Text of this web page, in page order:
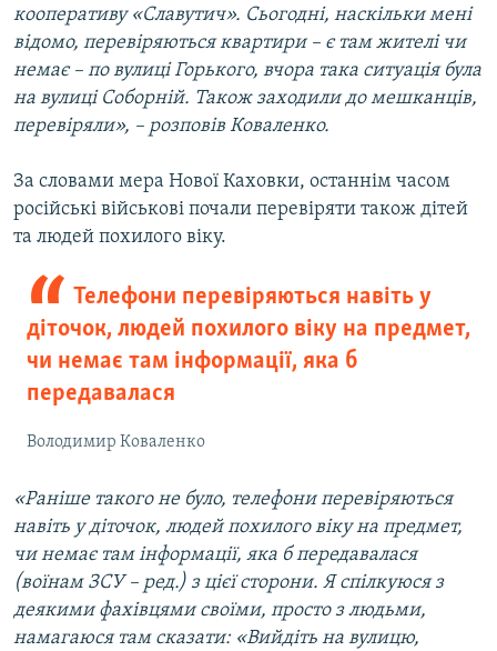
кооперативу «Славутич». Сьогодні, наскільки мені
відомо, перевіряються квартири – є там жителі чи
немає – по вулиці Горького, вчора така ситуація була
на вулиці Соборній. Також заходили до мешканців,
перевіряли», – розповів Коваленко.
За словами мера Нової Каховки, останнім часом
російські військові почали перевіряти також дітей
та людей похилого віку.
Телефони перевіряються навіть у
діточок, людей похилого віку на предмет,
чи немає там інформації, яка б
передавалася
Володимир Коваленко
«Раніше такого не було, телефони перевіряються
навіть у діточок, людей похилого віку на предмет,
чи немає там інформації, яка б передавалася
(воїнам ЗСУ – ред.) з цієї сторони. Я спілкуюся з
деякими фахівцями своїми, просто з людьми,
намагаюся там сказати: «Вийдіть на вулицю,